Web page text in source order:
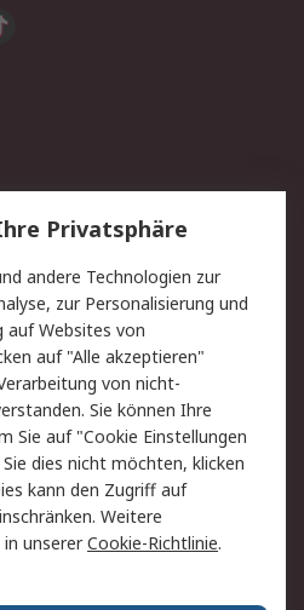
Lieferlösungen
Kontakt
Datenschutz
Zahlungsbedingungen
Privatsphäre
andere Technologien zur
zur Personalisierung und
auf Websites von
auf "Alle akzeptieren"
von nicht-
Sie können Ihre
Sie auf "Cookie Einstellungen
dies nicht möchten, klicken
kann den Zugriff auf
Weitere
unsererCookie-Richtlinie.